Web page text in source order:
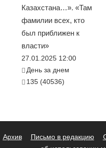
Казахстана…». «Там
фамилии всех, кто
был приближен к
власти»
27.01.2025 12:00
День за днем
135 (40536)
Архив Письмо в редакцию